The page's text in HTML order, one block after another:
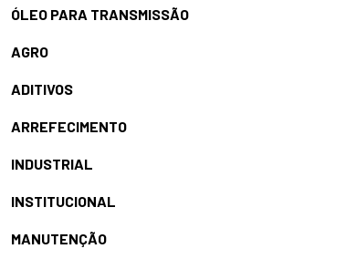
ÓLEO PARA TRANSMISSÃO
AGRO
ADITIVOS
ARREFECIMENTO
INDUSTRIAL
INSTITUCIONAL
MANUTENÇÃO